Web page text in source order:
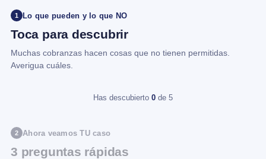
1 Lo que pueden y lo que NO
Toca para descubrir
Muchas cobranzas hacen cosas que no tienen permitidas.
Averigua cuáles.
Has descubierto 0 de 5
2 Ahora veamos TU caso
3 preguntas rápidas